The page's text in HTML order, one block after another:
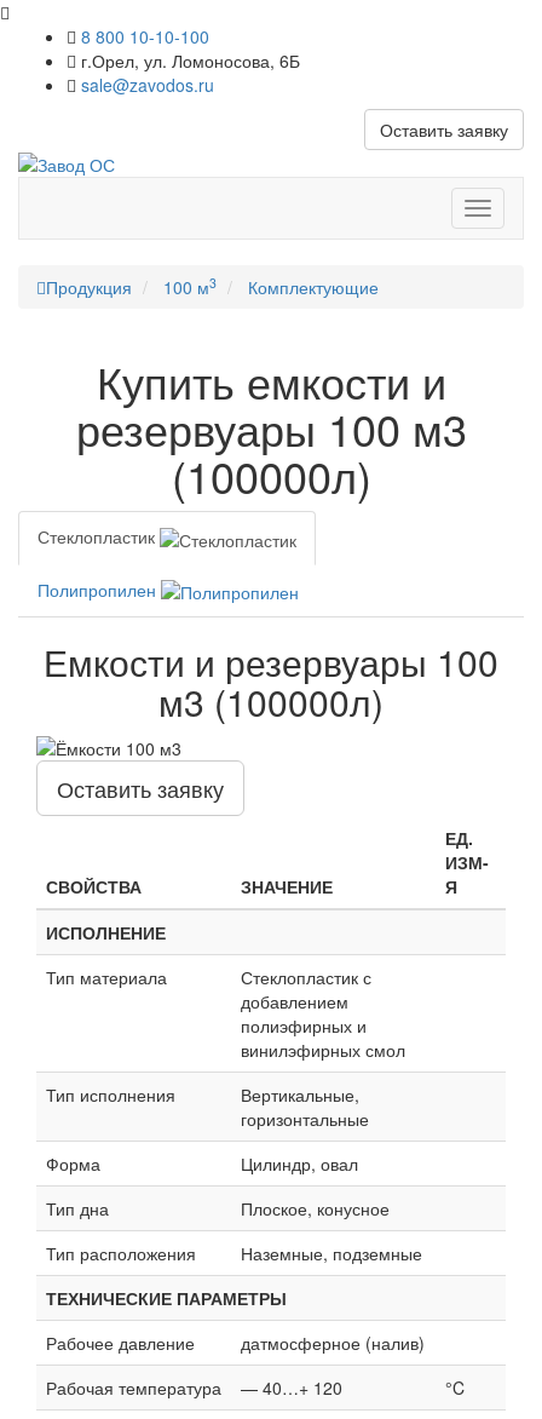
8 800 10-10-100
г.Орел, ул. Ломоносова, 6Б
sale@zavodos.ru
Оставить заявку
меню
Продукция 100 м3 Комплектующие
Купить емкости и
резервуары 100 м3
(100000л)
Стеклопластик
Полипропилен
Емкости и резервуары 100
м3 (100000л)
Оставить заявку
СВОЙСТВА ЗНАЧЕНИЕ
ЕД.
ИЗМ-
Я
ИСПОЛНЕНИЕ
Тип материала
Стеклопластик с
добавлением
полиэфирных и
винилэфирных смол
Тип исполнения
Вертикальные,
горизонтальные
Форма
Цилиндр, овал
Тип дна
Плоское, конусное
Тип расположения
Наземные, подземные
ТЕХНИЧЕСКИЕ ПАРАМЕТРЫ
Рабочее давление
датмосферное (налив)
Рабочая температура
— 40…+ 120
°C